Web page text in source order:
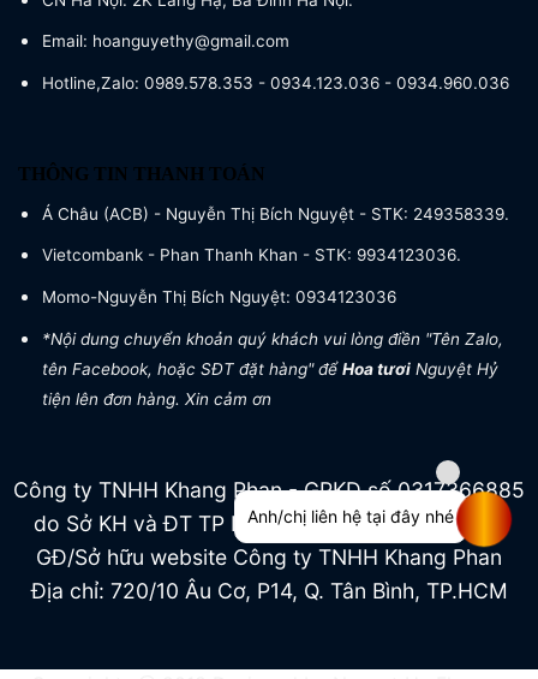
Email: hoanguyethy@gmail.com
Hotline,Zalo: 0989.578.353 - 0934.123.036 - 0934.960.036
THÔNG TIN THANH TOÁN
Á Châu (ACB) - Nguyễn Thị Bích Nguyệt - STK: 249358339.
Vietcombank - Phan Thanh Khan - STK: 9934123036.
Momo-Nguyễn Thị Bích Nguyệt: 0934123036
*Nội dung chuyển khoản quý khách vui lòng điền "Tên Zalo,
tên Facebook, hoặc SĐT đặt hàng" đểHoa tươi Nguyệt Hỷ
tiện lên đơn hàng. Xin cảm ơn
Công ty TNHH Khang Phan - GPKD số 0317366885
do Sở KH và ĐT TP HCM cấp ngày 04/07/2022
GĐ/Sở hữu website Công ty TNHH Khang Phan
Địa chỉ: 720/10 Âu Cơ, P14, Q. Tân Bình, TP.HCM
Anh/chị liên hệ tại đây nhé